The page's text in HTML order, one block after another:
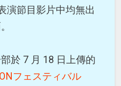
演節目影片中均無出
於 7 月 18 日上傳的
フェスティバル